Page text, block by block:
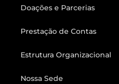
Doações e Parcerias
Prestação de Contas
Estrutura Organizacional
Nossa Sede